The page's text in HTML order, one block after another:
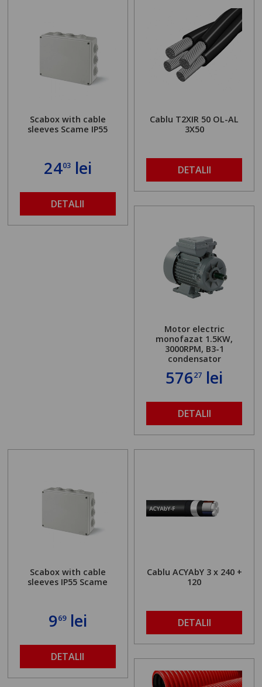
Scabox with cable
sleeves Scame IP55
2403lei
DETALII
Cablu T2XIR 50 OL-AL
3X50
DETALII
Motor electric
monofazat 1.5KW,
3000RPM, B3-1
condensator
57627 lei
DETALII
Scabox with cable
sleeves IP55 Scame
969lei
DETALII
Cablu ACYAbY 3 x 240 +
120
DETALII